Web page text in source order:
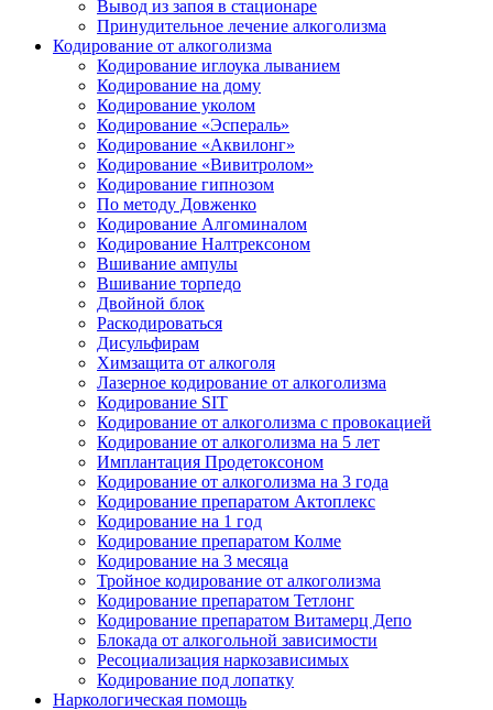
Вывод из запоя в стационаре
Принудительное лечение алкоголизма
Кодирование от алкоголизма
Кодирование иглоука лыванием
Кодирование на дому
Кодирование уколом
Кодирование «Эспераль»
Кодирование «Аквилонг»
Кодирование «Вивитролом»
Кодирование гипнозом
По методу Довженко
Кодирование Алгоминалом
Кодирование Налтрексоном
Вшивание ампулы
Вшивание торпедо
Двойной блок
Раскодироваться
Дисульфирам
Химзащита от алкоголя
Лазерное кодирование от алкоголизма
Кодирование SIT
Кодирование от алкоголизма с провокацией
Кодирование от алкоголизма на 5 лет
Имплантация Продетоксоном
Кодирование от алкоголизма на 3 года
Кодирование препаратом Актоплекс
Кодирование на 1 год
Кодирование препаратом Колме
Кодирование на 3 месяца
Тройное кодирование от алкоголизма
Кодирование препаратом Тетлонг
Кодирование препаратом Витамерц Депо
Блокада от алкогольной зависимости
Ресоциализация наркозависимых
Кодирование под лопатку
Наркологическая помощь